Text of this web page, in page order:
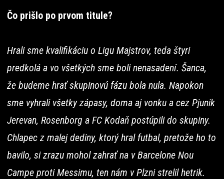
Čo prišlo po prvom titule?
Hrali sme kvalifikáciu o Ligu Majstrov, teda štyri
predkolá a vo všetkých sme boli nenasadení. Šanca,
že budeme hrať skupinovú fázu bola nula. Napokon
sme vyhrali všetky zápasy, doma aj vonku a cez Pjunik
Jerevan, Rosenborg a FC Kodaň postúpili do skupiny.
Chlapec z malej dediny, ktorý hral futbal, pretože ho to
bavilo, si zrazu mohol zahrať na v Barcelone Nou
Campe proti Messimu, ten nám v Plzni strelil hetrik.